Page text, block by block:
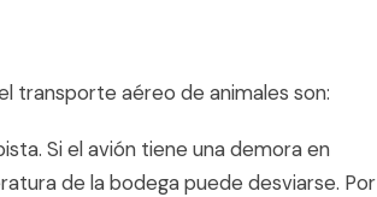
transporte aéreo de animales son:
Si el avión tiene una demora en
de la bodega puede desviarse. Por